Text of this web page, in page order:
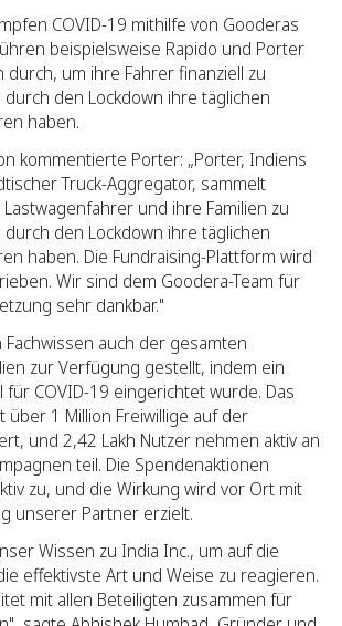
COVID-19 mithilfe von Gooderas
beispielsweise Rapido und Porter
durch, um ihre Fahrer finanziell zu
den Lockdown ihre täglichen
haben.
kommentierte Porter: „Porter, Indiens
Truck-Aggregator, sammelt
und ihre Familien zu
den Lockdown ihre täglichen
haben. Die Fundraising-Plattform wird
Wir sind dem Goodera-Team für
sehr dankbar."
auch der gesamten
zur Verfügung gestellt, indem ein
COVID-19 eingerichtet wurde. Das
über 1 Million Freiwillige auf der
und 2,42 Lakh Nutzer nehmen aktiv an
teil. Die Spendenaktionen
zu, und die Wirkung wird vor Ort mit
unserer Partner erzielt.
Wissen zu India Inc., um auf die
effektivste Art und Weise zu reagieren.
mit allen Beteiligten zusammen für